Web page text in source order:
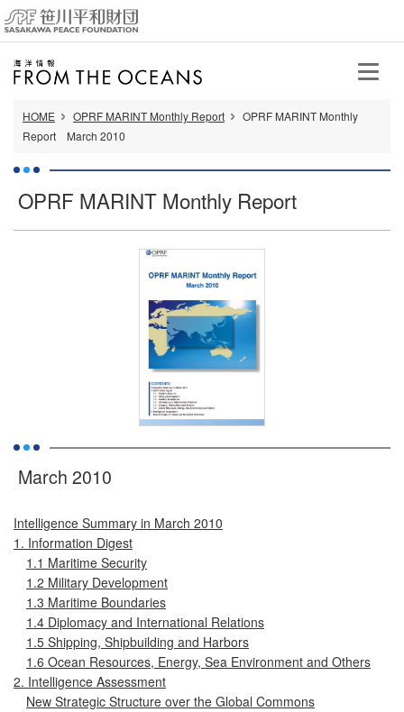
HOME OPRF MARINT Monthly Report
OPRF MARINT Monthly
Report March 2010
OPRF MARINT Monthly Report
March 2010
Intelligence Summary in March 2010
1. Information Digest
1.1 Maritime Security
1.2 Military Development
1.3 Maritime Boundaries
1.4 Diplomacy and International Relations
1.5 Shipping, Shipbuilding and Harbors
1.6 Ocean Resources, Energy, Sea Environment and Others
2. Intelligence Assessment
New Strategic Structure over the Global Commons